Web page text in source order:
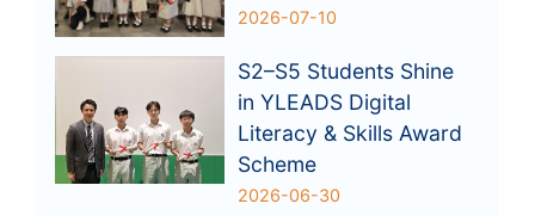
2026-07-10
S2–S5 Students Shine
in YLEADS Digital
Literacy & Skills Award
Scheme
2026-06-30